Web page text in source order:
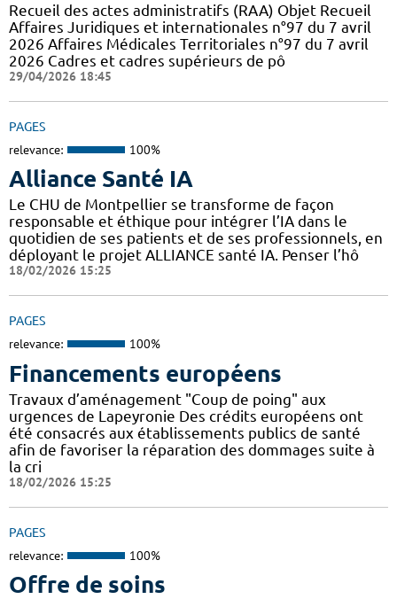
Recueil des actes administratifs (RAA) Objet Recueil
Affaires Juridiques et internationales n°97 du 7 avril
2026 Affaires Médicales Territoriales n°97 du 7 avril
2026 Cadres et cadres supérieurs de pô
29/04/2026 18:45
PAGES
relevance: 100%
Alliance Santé IA
Le CHU de Montpellier se transforme de façon
responsable et éthique pour intégrer l’IA dans le
quotidien de ses patients et de ses professionnels, en
déployant le projet ALLIANCE santé IA. Penser l’hô
18/02/2026 15:25
PAGES
relevance: 100%
Financements européens
Travaux d’aménagement "Coup de poing" aux
urgences de Lapeyronie Des crédits européens ont
été consacrés aux établissements publics de santé
afin de favoriser la réparation des dommages suite à
la cri
18/02/2026 15:25
PAGES
relevance: 100%
Offre de soins